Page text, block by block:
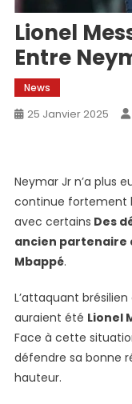
Lionel
Entre
News
25 Janvier 2025
Neymar Jr n’a plus
continue fortement
avec certains Des
ancien partenaire
Mbappé.
L’attaquant
auraient été Lionel
Face à cette
défendre sa bonne
hauteur.